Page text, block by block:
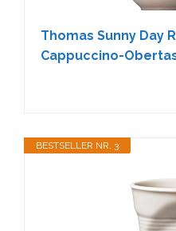
Thomas Sunny Day
Cappuccino-
BESTSELLER NR. 3